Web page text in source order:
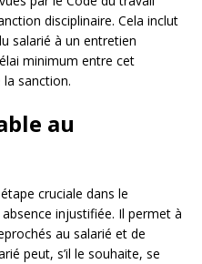
disciplinaire. Cela inclut
salarié à un entretien
minimum entre cet
sanction.
au
cruciale dans le
injustifiée. Il permet à
au salarié et de
peut, s’il le souhaite, se